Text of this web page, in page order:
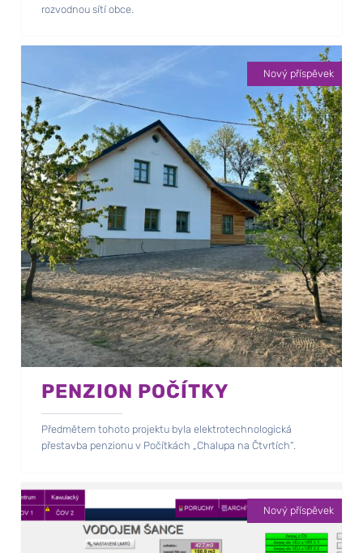
rozvodnou sítí obce.
Nový příspěvek
PENZION POČÍTKY
Předmětem tohoto projektu byla elektrotechnologická
přestavba penzionu v Počítkách „Chalupa na Čtvrtích“.
Nový příspěvek